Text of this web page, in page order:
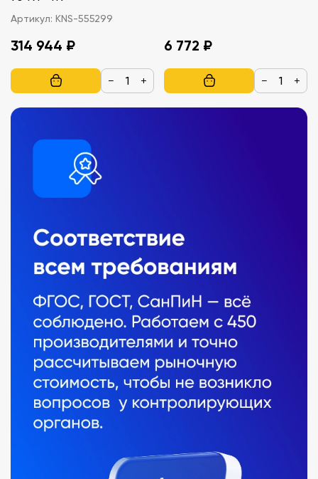
Артикул: KNS-555299
314 944 ₽
− +
6 772 ₽
− +